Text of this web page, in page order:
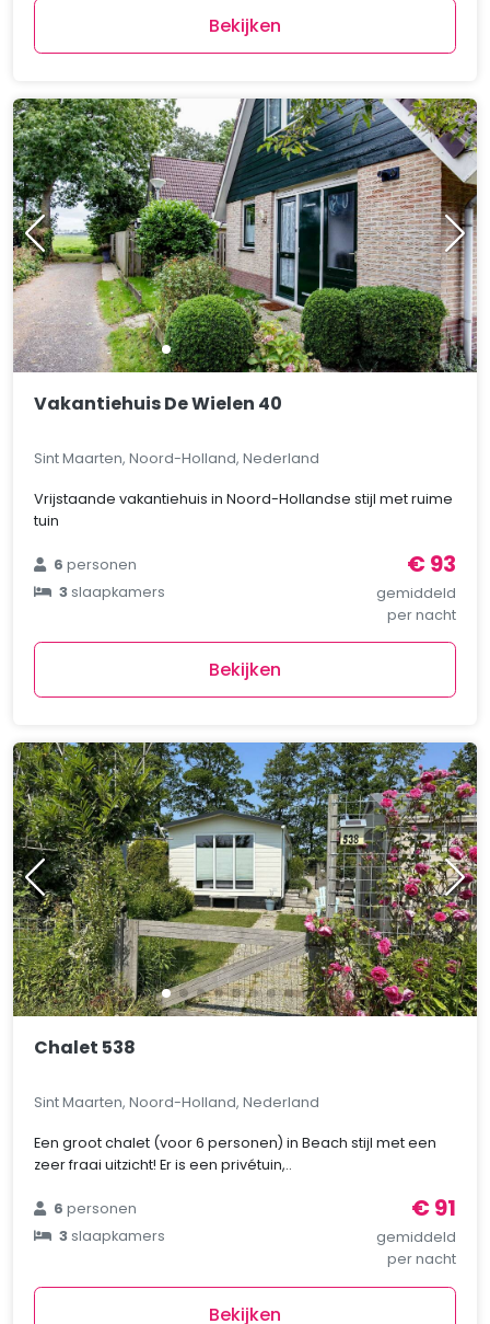
Bekijken
Vakantiehuis De Wielen 40
Sint Maarten, Noord-Holland, Nederland
Vrijstaande vakantiehuis in Noord-Hollandse stijl met ruime
tuin
6personen
3slaapkamers
€ 93
gemiddeld
per nacht
Bekijken
Chalet 538
Sint Maarten, Noord-Holland, Nederland
Een groot chalet (voor 6 personen) in Beach stijl met een
zeer fraai uitzicht! Er is een privétuin,..
6personen
3slaapkamers
€ 91
gemiddeld
per nacht
Bekijken